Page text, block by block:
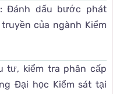
Đánh dấu bước phát
của ngành Kiểm
tư, kiểm tra phân cấp
Đại học Kiểm sát tại